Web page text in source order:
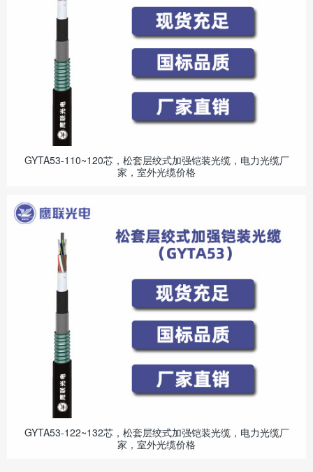
GYTA53-110~120芯，松套层绞式加强铠装光缆，电力光缆厂
家，室外光缆价格
GYTA53-122~132芯，松套层绞式加强铠装光缆，电力光缆厂
家，室外光缆价格